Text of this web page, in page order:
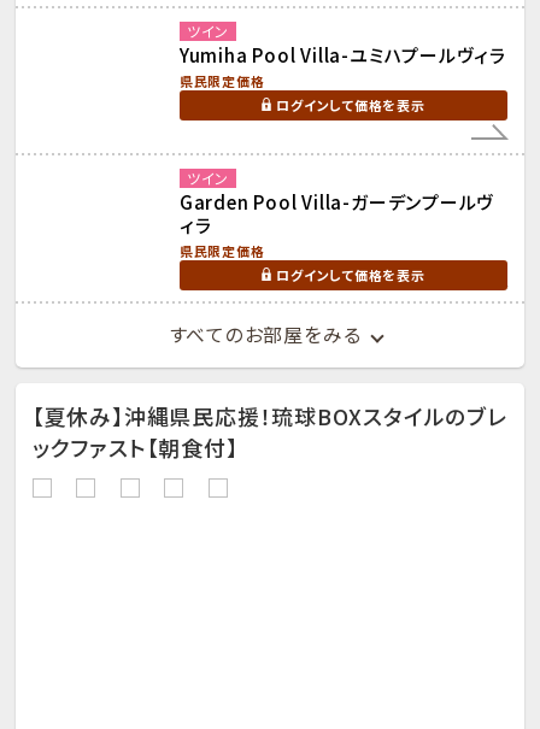
ツイン
Yumiha Pool Villa-ユミハプールヴィラ
県民限定価格
ログインして価格を表示
ツイン
Garden Pool Villa-ガーデンプールヴ
ィラ
県民限定価格
ログインして価格を表示
すべてのお部屋をみる
【夏休み】沖縄県民応援！琉球BOXスタイルのブレ
ックファスト【朝食付】